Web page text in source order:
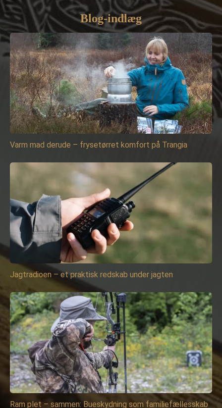
Blog-indlæg
Varm mad derude – frysetørret komfort på Trangia
Jagtradioen – et praktisk redskab under jagten
Ram plet – sammen: Bueskydning som familiefællesskab